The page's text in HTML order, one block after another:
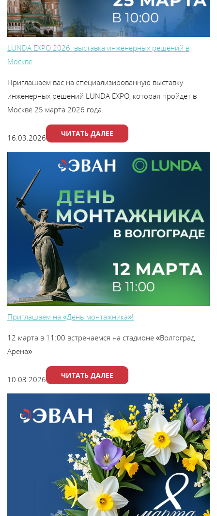
Каталог
Найти
монтажника
Сотрудничество
Информация
LUNDA EXPO 2026: выставка инженерных решений в
Москве
Приглашаем вас на специализированную выставку
инженерных решений LUNDA EXPO, которая пройдет в
Москве 25 марта 2026 года.
16.03.2026 ЧИТАТЬ ДАЛЕЕ
Приглашаем на «День монтажника»!
12 марта в 11:00 встречаемся на стадионе «Волгоград
Арена»
10.03.2026 ЧИТАТЬ ДАЛЕЕ